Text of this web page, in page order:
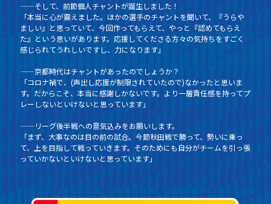
——そして、前節個人チャントが誕生しました！
「本当に心が震えました。ほかの選手のチャントを聞いて、『うらや
ましい』と思っていて、今回作ってもらえて、やっと『認めてもらえ
た』という思いがあります。応援してくださる方々の気持ちをすごく
感じられてうれしいですし、力になります」
——京都時代はチャントがあったのでしょうか？
「コロナ禍で、(声出し応援が制限されていたので)なかったと思いま
す。だからこそ、本当に感謝しかないです。より一層責任感を持ってプ
レーしないといけないと思っています」
——リーグ後半戦への意気込みをお願いします。
「まず、大事なのは目の前の試合。今節秋田戦で勝って、勢いに乗っ
て、上を目指して戦っていきます。そのためにも自分がチームを引っ張
っていかないといけないと思っています」